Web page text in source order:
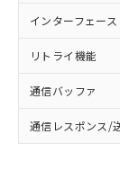
インターフェース
リトライ機能
通信バッファ
通信レスポンス/